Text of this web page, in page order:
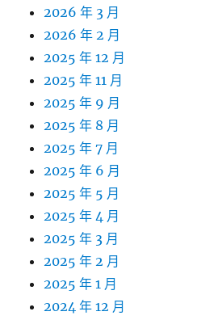
2026 年 3 月
2026 年 2 月
2025 年 12 月
2025 年 11 月
2025 年 9 月
2025 年 8 月
2025 年 7 月
2025 年 6 月
2025 年 5 月
2025 年 4 月
2025 年 3 月
2025 年 2 月
2025 年 1 月
2024 年 12 月